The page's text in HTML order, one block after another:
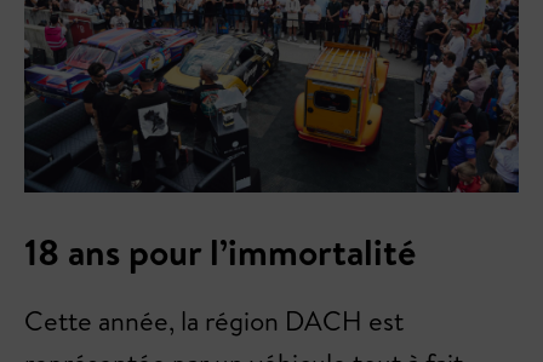
18 ans pour l’immortalité
Cette année, la région DACH est